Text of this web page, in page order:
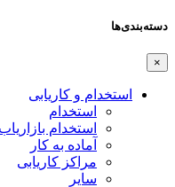
دسته‌بندی‌ها
×
استخدام و کاریابی
استخدام
استخدام بازاریاب
آماده به کار
مراکز کاریابی
سایر